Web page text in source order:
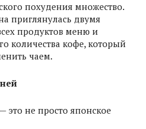
похудения множество.
приглянулась двумя
продуктов меню и
количества кофе, который
чаем.
это не просто японское